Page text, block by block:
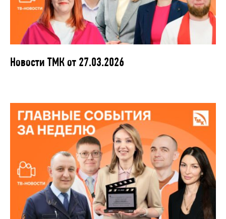
Новости ТМК от 27.03.2026